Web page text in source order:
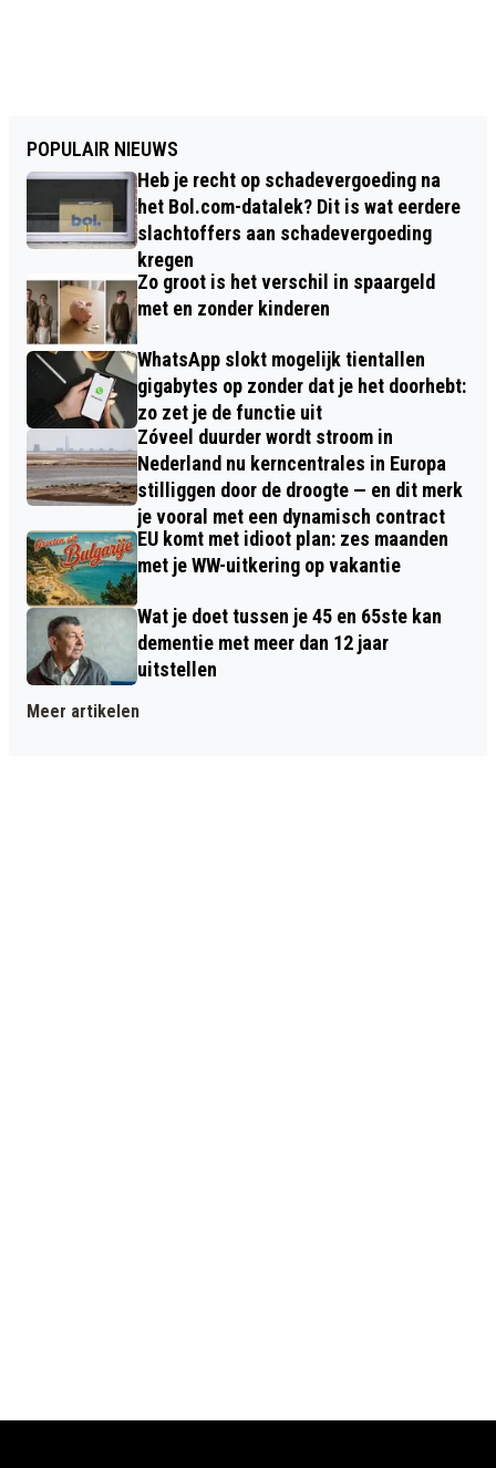
POPULAIR NIEUWS
Heb je recht op schadevergoeding na
het Bol.com-datalek? Dit is wat eerdere
slachtoffers aan schadevergoeding
kregen
Zo groot is het verschil in spaargeld
met en zonder kinderen
WhatsApp slokt mogelijk tientallen
gigabytes op zonder dat je het doorhebt:
zo zet je de functie uit
Zóveel duurder wordt stroom in
Nederland nu kerncentrales in Europa
stilliggen door de droogte — en dit merk
je vooral met een dynamisch contract
EU komt met idioot plan: zes maanden
met je WW-uitkering op vakantie
Wat je doet tussen je 45 en 65ste kan
dementie met meer dan 12 jaar
uitstellen
Meer artikelen